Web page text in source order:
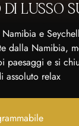
DI LUSSO
e
dalla Namibia,
paesaggi e si
assoluto relax